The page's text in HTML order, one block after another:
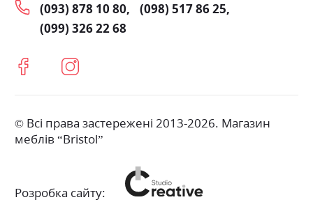
(093) 878 10 80
(098) 517 86 25
(099) 326 22 68
© Всі права застережені 2013-2026. Магазин
меблів “Bristol”
Розробка сайту: